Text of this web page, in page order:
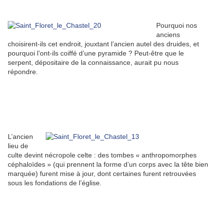
Pourquoi nos
anciens
choisirent-ils cet endroit, jouxtant l’ancien autel des druides, et
pourquoi l’ont-ils coiffé d’une pyramide ? Peut-être que le
serpent, dépositaire de la connaissance, aurait pu nous
répondre.
L’ancien
lieu de
culte devint nécropole celte : des tombes « anthropomorphes
céphaloïdes » (qui prennent la forme d’un corps avec la tête bien
marquée) furent mise à jour, dont certaines furent retrouvées
sous les fondations de l’église.